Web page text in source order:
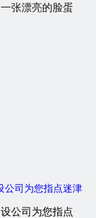
张漂亮的脸蛋
公司为您指点